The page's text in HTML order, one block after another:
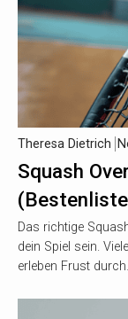
Squash
Theresa Dietrich
Das richtige
dein Spiel sein.
erleben Frust